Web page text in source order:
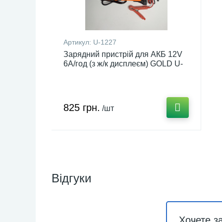
Артикул: U-1227
Зарядний пристрій для АКБ 12V
6А/год (з ж/к дисплеєм) GOLD U-
825 грн. /шт
Відгуки